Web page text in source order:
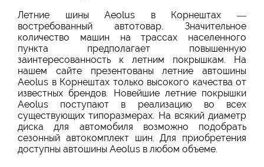
Летние шины Aeolus в Корнештах —
востребованный автотовар. Значительное
количество машин на трассах населенного
пункта предполагает повышенную
заинтересованность к летним покрышкам. На
нашем сайте презентованы летние автошины
Aeolus в Корнештах только высокого качества от
известных брендов. Новейшие летние покрышки
Aeolus поступают в реализацию во всех
существующих типоразмерах. На всякий диаметр
диска для автомобиля возможно подобрать
сезонный автокомплект шин. Для приобретения
доступны автошины Aeolus в любом объеме.